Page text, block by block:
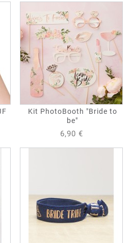
Kit PhotoBooth "Bride to
be"
6,90 €